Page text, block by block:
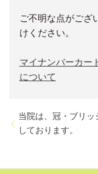
ご不明な点がござ
けください。
マイナンバーカー
について
当院は、冠・ブリ
しております。